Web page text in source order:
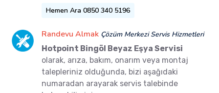
Hemen Ara 0850 340 5196
Randevu Almak Çözüm Merkezi Servis Hizmetleri
Hotpoint Bingöl Beyaz Eşya Servisi
olarak, arıza, bakım, onarım veya montaj
talepleriniz olduğunda, bizi aşağıdaki
numaradan arayarak servis talebinde